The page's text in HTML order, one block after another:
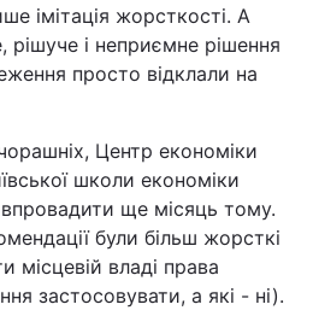
Регіони
Статті
Вакансії
імітація жорсткості. А
рішуче і неприємне рішення
просто відклали на
Центр економіки
школи економіки
ще місяць тому.
були більш жорсткі
місцевій владі права
застосовувати, а які - ні).